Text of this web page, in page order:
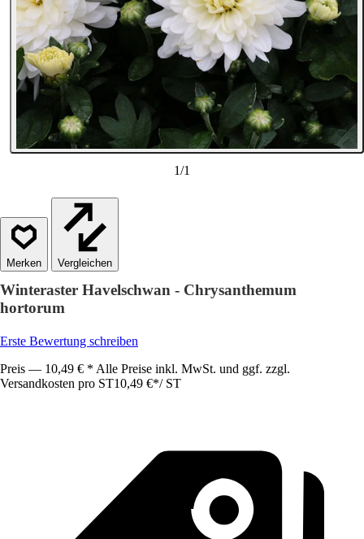
1/1
Vergleichen
Winteraster Havelschwan - Chrysanthemum
hortorum
Erste Bewertung schreiben
Preis — 10,49 € * Alle Preise inkl. MwSt. und ggf. zzgl.
Versandkosten pro ST10,49 €*/ ST